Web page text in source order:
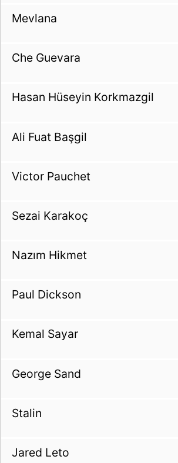
Mevlana
Che Guevara
Hasan Hüseyin Korkmazgil
Ali Fuat Başgil
Victor Pauchet
Sezai Karakoç
Nazım Hikmet
Paul Dickson
Kemal Sayar
George Sand
Stalin
Jared Leto